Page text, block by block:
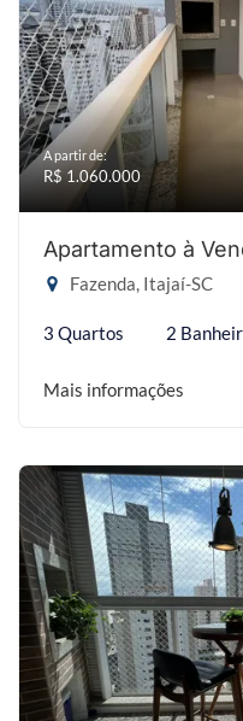
A partir de:
R$ 1.060.000
Apartamento à
Fazenda, Itajaí-SC
3 Quartos 2
Mais informações